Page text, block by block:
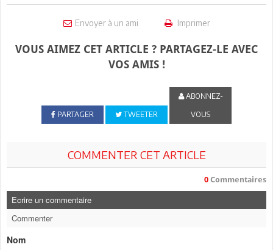
Envoyer à un ami Imprimer
VOUS AIMEZ CET ARTICLE ? PARTAGEZ-LE AVEC
VOS AMIS !
PARTAGER TWEETER
ABONNEZ-
VOUS
COMMENTER CET ARTICLE
0 Commentaires
Ecrire un commentaire
Commenter
Nom